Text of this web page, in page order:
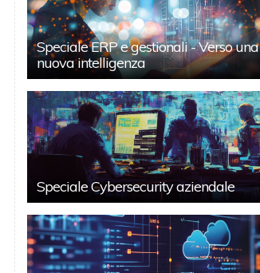
Speciale ERP e gestionali - Verso una
nuova intelligenza
Speciale Cybersecurity aziendale